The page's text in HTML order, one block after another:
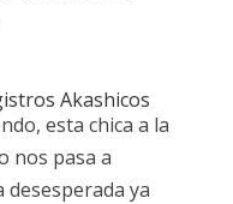
Akashicos
esta chica a la
nos pasa a
ya